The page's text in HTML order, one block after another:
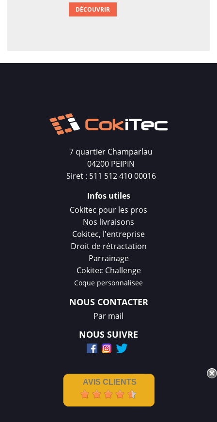
DÉCOUVRIR
7 quartier Champarlau
04200 PEIPIN
Siret : 511 512 410 00016
Infos utiles
Cokitec pour les pros
Nos livraisons
Cokitec, l'entreprise
Droit de rétractation
Parrainage
Cokitec Challenge
Coque personnalisee
NOUS CONTACTER
Par mail
NOUS SUIVRE
AVIS CLIENTS